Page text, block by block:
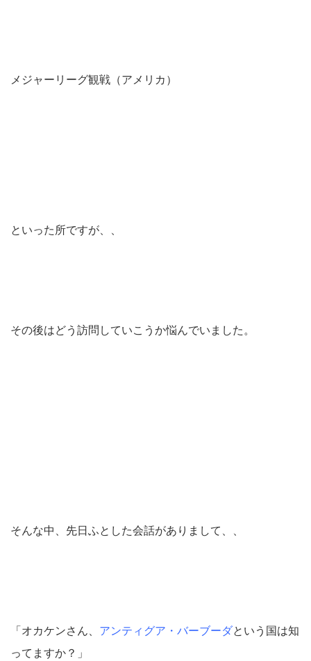
メジャーリーグ観戦（アメリカ）
といった所ですが、、
その後はどう訪問していこうか悩んでいました。
そんな中、先日ふとした会話がありまして、、
「オカケンさん、 アンティグア・バーブーダという国は知
ってますか？」